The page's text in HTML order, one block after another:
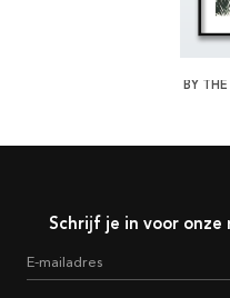
BY
Schrijf je in voor onze
E-mailadres